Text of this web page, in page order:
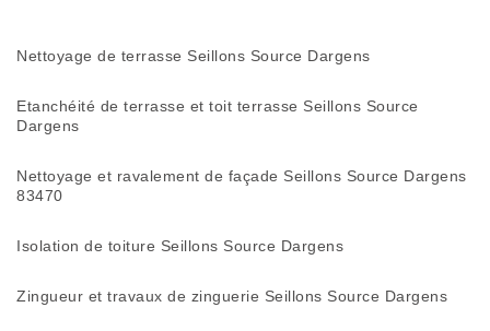
Nettoyage de terrasse Seillons Source Dargens
Etanchéité de terrasse et toit terrasse Seillons Source
Dargens
Nettoyage et ravalement de façade Seillons Source Dargens
83470
Isolation de toiture Seillons Source Dargens
Zingueur et travaux de zinguerie Seillons Source Dargens